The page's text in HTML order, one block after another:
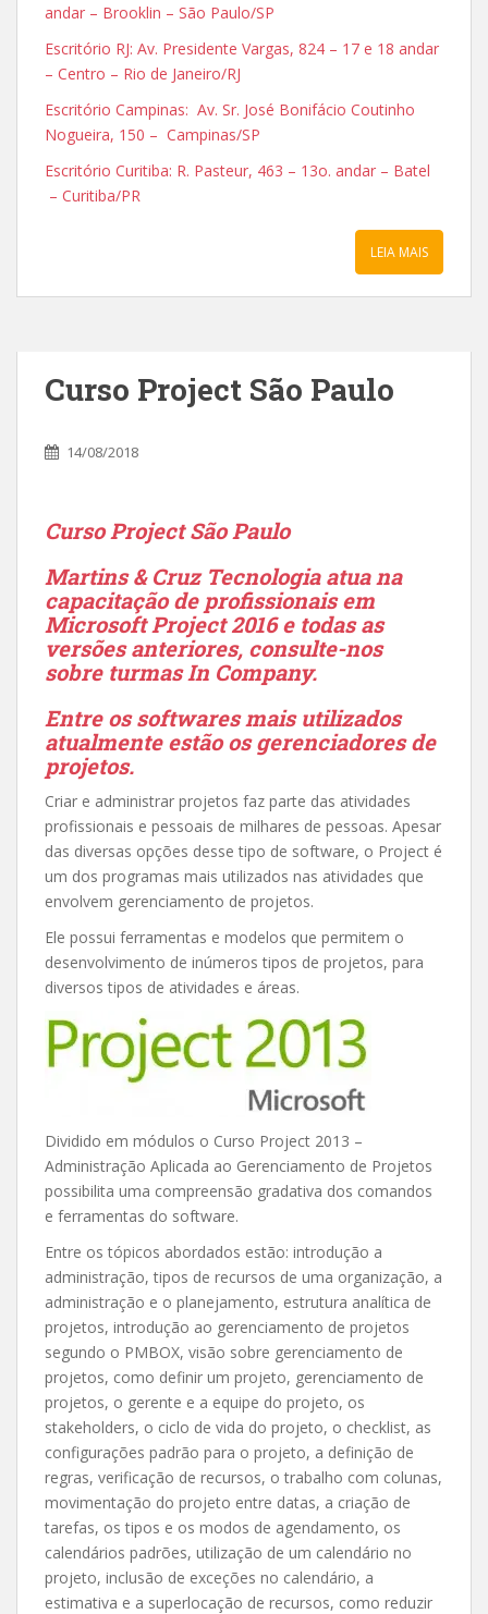
andar – Brooklin – São Paulo/SP
Escritório RJ: Av. Presidente Vargas, 824 – 17 e 18 andar
– Centro – Rio de Janeiro/RJ
Escritório Campinas: Av. Sr. José Bonifácio Coutinho
Nogueira, 150 – Campinas/SP
Escritório Curitiba: R. Pasteur, 463 – 13o. andar – Batel
– Curitiba/PR
LEIA MAIS
Curso Project São Paulo
14/08/2018
Curso Project São Paulo
Martins & Cruz Tecnologia atua na
capacitação de profissionais em
Microsoft Project 2016 e todas as
versões anteriores, consulte-nos
sobre turmas In Company.
Entre os softwares mais utilizados
atualmente estão os gerenciadores de
projetos.
Criar e administrar projetos faz parte das atividades
profissionais e pessoais de milhares de pessoas. Apesar
das diversas opções desse tipo de software, o Project é
um dos programas mais utilizados nas atividades que
envolvem gerenciamento de projetos.
Ele possui ferramentas e modelos que permitem o
desenvolvimento de inúmeros tipos de projetos, para
diversos tipos de atividades e áreas.
Dividido em módulos o Curso Project 2013 –
Administração Aplicada ao Gerenciamento de Projetos
possibilita uma compreensão gradativa dos comandos
e ferramentas do software.
Entre os tópicos abordados estão: introdução a
administração, tipos de recursos de uma organização, a
administração e o planejamento, estrutura analítica de
projetos, introdução ao gerenciamento de projetos
segundo o PMBOX, visão sobre gerenciamento de
projetos, como definir um projeto, gerenciamento de
projetos, o gerente e a equipe do projeto, os
stakeholders, o ciclo de vida do projeto, o checklist, as
configurações padrão para o projeto, a definição de
regras, verificação de recursos, o trabalho com colunas,
movimentação do projeto entre datas, a criação de
tarefas, os tipos e os modos de agendamento, os
calendários padrões, utilização de um calendário no
projeto, inclusão de exceções no calendário, a
estimativa e a superlocação de recursos, como reduzir